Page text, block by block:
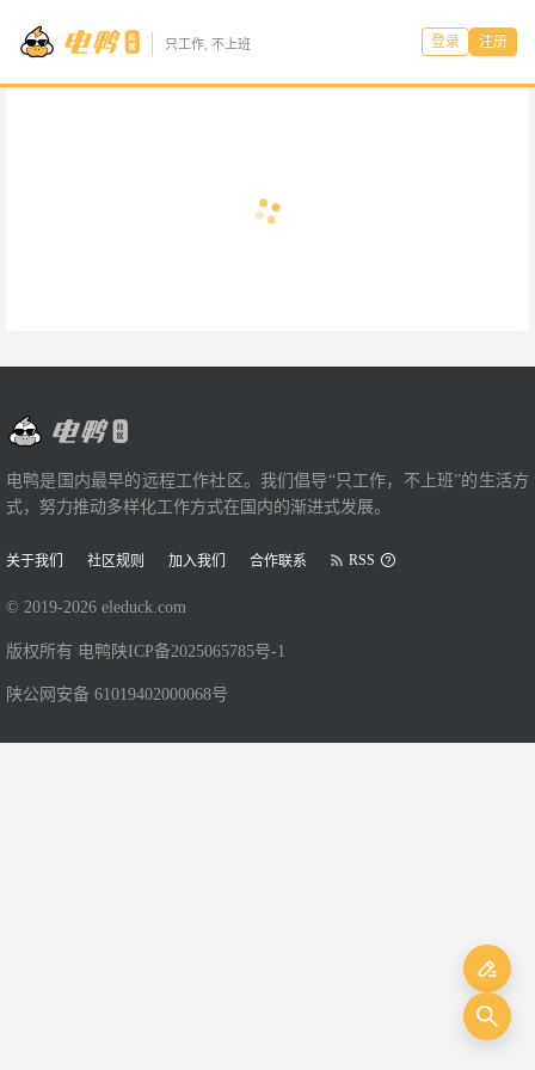
只工作, 不上班 登录 注册
电鸭是国内最早的远程工作社区。我们倡导“只工作，不上班”的生活方
式，努力推动多样化工作方式在国内的渐进式发展。
关于我们 社区规则 加入我们 合作联系 RSS
© 2019-2026 eleduck.com
版权所有 电鸭 陕ICP备2025065785号-1
陕公网安备 61019402000068号